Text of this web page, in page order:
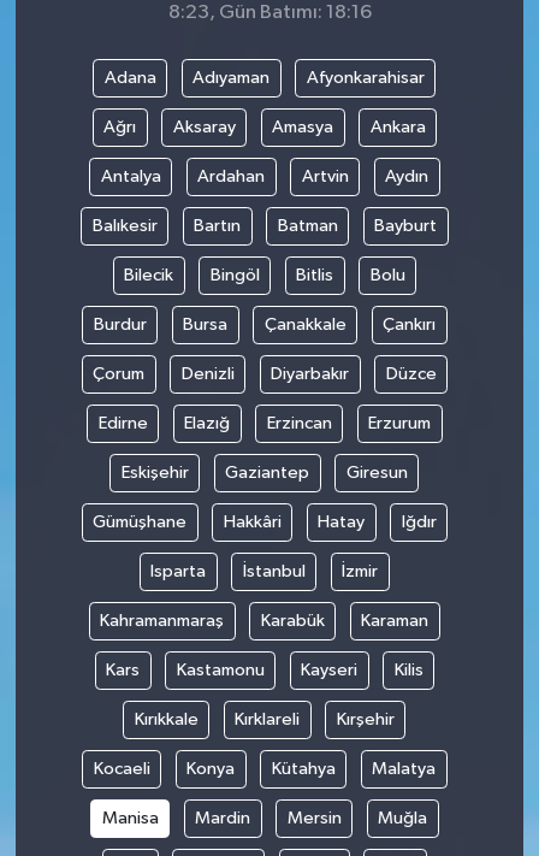
8:23, Gün Batımı: 18:16
Adana Adıyaman Afyonkarahisar
Ağrı Aksaray Amasya Ankara
Antalya Ardahan Artvin Aydın
Balıkesir Bartın Batman Bayburt
Bilecik Bingöl Bitlis Bolu
Burdur Bursa Çanakkale Çankırı
Çorum Denizli Diyarbakır Düzce
Edirne Elazığ Erzincan Erzurum
Eskişehir Gaziantep Giresun
Gümüşhane Hakkâri Hatay Iğdır
Isparta İstanbul İzmir
Kahramanmaraş Karabük Karaman
Kars Kastamonu Kayseri Kilis
Kırıkkale Kırklareli Kırşehir
Kocaeli Konya Kütahya Malatya
Manisa Mardin Mersin Muğla